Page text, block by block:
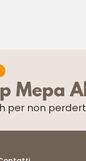
Mepa
per non